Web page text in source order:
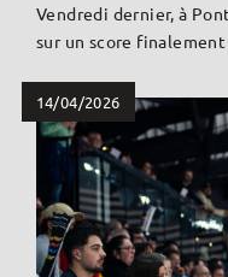
Vendredi dernier, à
sur un score
14/04/2026